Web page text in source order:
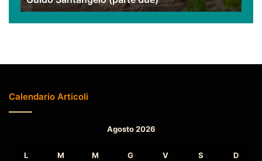
due)
Calendario Articoli
Agosto 2026
L M M G V S D